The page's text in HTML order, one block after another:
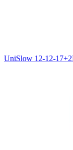
UniSlow 12-12-